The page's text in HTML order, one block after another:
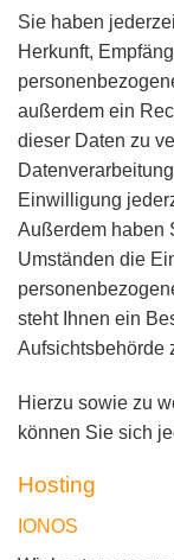
Sie haben
Herkunft,
außerdem ein
dieser Daten zu
Einwilligung
Außerdem haben
Umständen die
steht Ihnen ein
Aufsichtsbehörde
Hierzu sowie zu
können Sie sich
Hosting
IONOS